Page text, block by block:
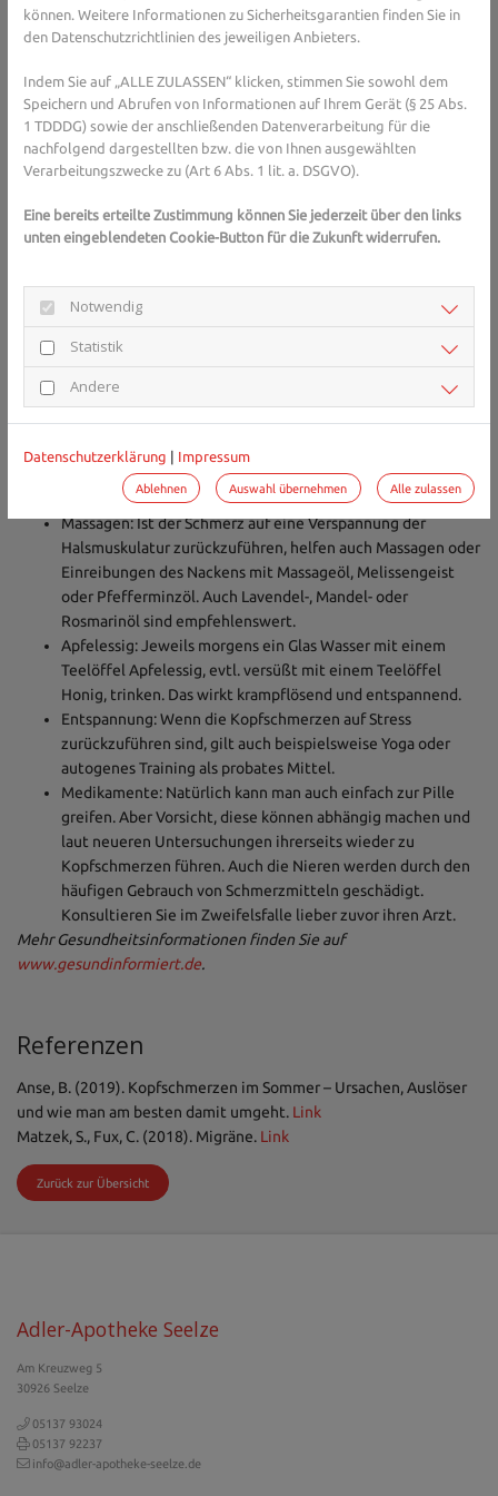
Zurück zur Übersicht
Kopfschmerzen sind kein neuzeitliches Leiden, wenngleich
früher. Auch handelt es sich dabei seltener um eine schlimmere
Erkrankung, denn Tumorerkrankungen äußern sich allgemein nicht
durch Kopfschmerzen. Wer jedoch gerade unter heftigen
Kopfschmerzen leidet, den tröstet das meist alles wenig, vielmehr
der Jahrhunderte konnten viele praktikable und wirksame
Rezepturen zusammengetragen werden, die den Organismus
muss jeder austesten.
Kaltwasseranwendungen: Dabei taucht man die Arme
abwechselnd und so weit wie möglich jeweils für 30
Spannungskopfschmerzen aus.
Wickel: Ein mit „Retterspitz Äußerlich“ getränktes
Leinentuch auf die Stirn legen, das wirkt schmerzstillend
und kühlend.
Massagen: Ist der Schmerz auf eine Verspannung der
Halsmuskulatur zurückzuführen, helfen auch Massagen oder
Einreibungen des Nackens mit Massageöl, Melissengeist
oder Pfefferminzöl. Auch Lavendel-, Mandel- oder
Rosmarinöl sind empfehlenswert.
Apfelessig: Jeweils morgens ein Glas Wasser mit einem
Teelöffel Apfelessig, evtl. versüßt mit einem Teelöffel
Honig, trinken. Das wirkt krampflösend und entspannend.
Entspannung: Wenn die Kopfschmerzen auf Stress
zurückzuführen sind, gilt auch beispielsweise Yoga oder
autogenes Training als probates Mittel.
Medikamente: Natürlich kann man auch einfach zur Pille
greifen. Aber Vorsicht, diese können abhängig machen und
laut neueren Untersuchungen ihrerseits wieder zu
Kopfschmerzen führen. Auch die Nieren werden durch den
häufigen Gebrauch von Schmerzmitteln geschädigt.
Konsultieren Sie im Zweifelsfalle lieber zuvor ihren Arzt.
Mehr Gesundheitsinformationen finden Sie auf
www.gesundinformiert.de.
Referenzen
Anse, B. (2019). Kopfschmerzen im Sommer – Ursachen, Auslöser
und wie man am besten damit umgeht. Link
Matzek, S., Fux, C. (2018). Migräne. Link
Adler-Apotheke Seelze
Am Kreuzweg 5
30926 Seelze
05137 93024
05137 92237
info@adler-apotheke-seelze.de
können. Weitere Informationen zu Sicherheitsgarantien finden Sie in
den Datenschutzrichtlinien des jeweiligen Anbieters.
Indem Sie auf „ALLE ZULASSEN“ klicken, stimmen Sie sowohl dem
Speichern und Abrufen von Informationen auf Ihrem Gerät (§ 25 Abs.
1 TDDDG) sowie der anschließenden Datenverarbeitung für die
nachfolgend dargestellten bzw. die von Ihnen ausgewählten
Verarbeitungszwecke zu (Art 6 Abs. 1 lit. a. DSGVO).
Eine bereits erteilte Zustimmung können Sie jederzeit über den links
unten eingeblendeten Cookie-Button für die Zukunft widerrufen.
Notwendig
Statistik
Andere
Datenschutzerklärung Impressum
Ablehnen Auswahl übernehmen Alle zulassen